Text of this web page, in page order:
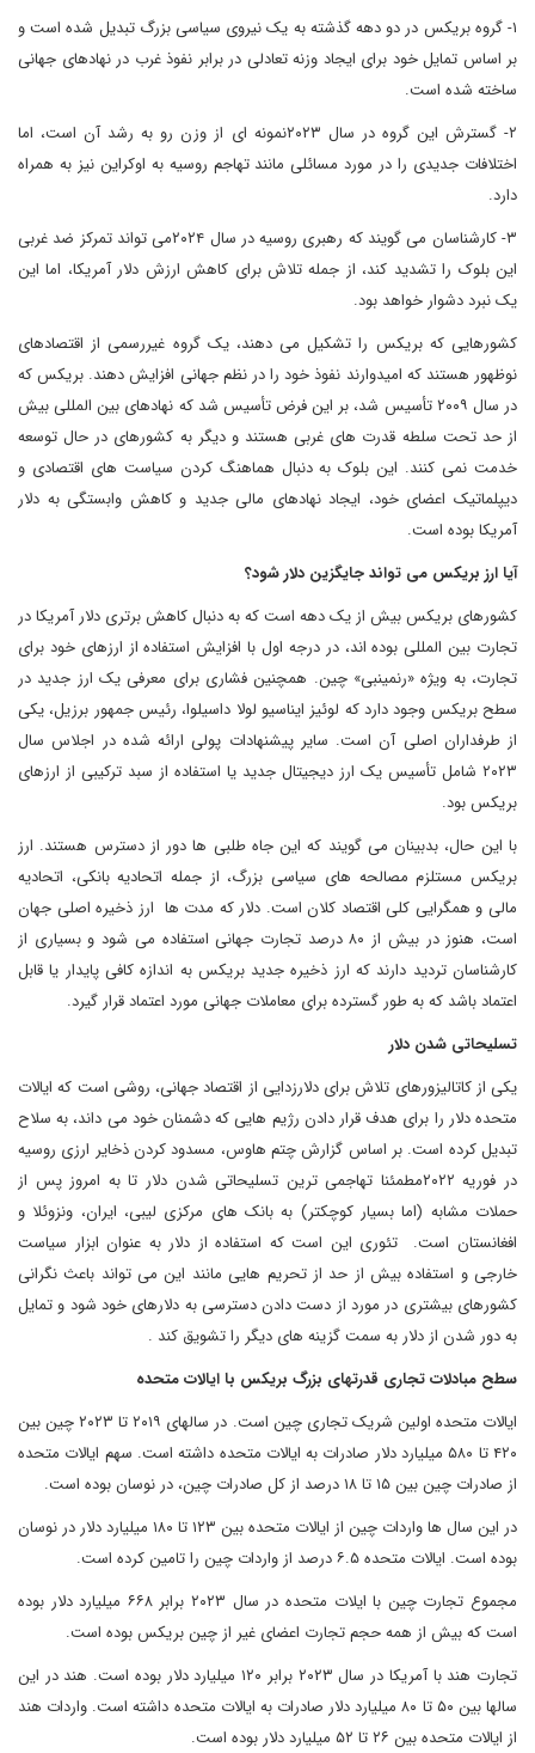
۱- گروه بریکس در دو دهه گذشته به یک نیروی سیاسی بزرگ تبدیل شده است و
بر اساس تمایل خود برای ایجاد وزنه تعادلی در برابر نفوذ غرب در نهادهای جهانی
ساخته شده است.
۲- گسترش این گروه در سال ۲۰۲۳نمونه ای از وزن رو به رشد آن است، اما
اختلافات جدیدی را در مورد مسائلی مانند تهاجم روسیه به اوکراین نیز به همراه
دارد.
۳- کارشناسان می گویند که رهبری روسیه در سال ۲۰۲۴می تواند تمرکز ضد غربی
این بلوک را تشدید کند، از جمله تلاش برای کاهش ارزش دلار آمریکا، اما این
یک نبرد دشوار خواهد بود.
کشورهایی که بریکس را تشکیل می دهند، یک گروه غیررسمی از اقتصادهای
نوظهور هستند که امیدوارند نفوذ خود را در نظم جهانی افزایش دهند. بریکس که
در سال ۲۰۰۹ تأسیس شد، بر این فرض تأسیس شد که نهادهای بین المللی بیش
از حد تحت سلطه قدرت های غربی هستند و دیگر به کشورهای در حال توسعه
خدمت نمی کنند. این بلوک به دنبال هماهنگ کردن سیاست های اقتصادی و
دیپلماتیک اعضای خود، ایجاد نهادهای مالی جدید و کاهش وابستگی به دلار
آمریکا بوده است.
آیا ارز بریکس می تواند جایگزین دلار شود؟
کشورهای بریکس بیش از یک دهه است که به دنبال کاهش برتری دلار آمریکا در
تجارت بین المللی بوده اند، در درجه اول با افزایش استفاده از ارزهای خود برای
تجارت، به ویژه «رنمینبی» چین. همچنین فشاری برای معرفی یک ارز جدید در
سطح بریکس وجود دارد که لوئیز ایناسیو لولا داسیلوا، رئیس جمهور برزیل، یکی
از طرفداران اصلی آن است. سایر پیشنهادات پولی ارائه شده در اجلاس سال
۲۰۲۳ شامل تأسیس یک ارز دیجیتال جدید یا استفاده از سبد ترکیبی از ارزهای
بریکس بود.
با این حال، بدبینان می گویند که این جاه طلبی ها دور از دسترس هستند. ارز
بریکس مستلزم مصالحه های سیاسی بزرگ، از جمله اتحادیه بانکی، اتحادیه
مالی و همگرایی کلی اقتصاد کلان است. دلار که مدت ها ارز ذخیره اصلی جهان
است، هنوز در بیش از ۸۰ درصد تجارت جهانی استفاده می شود و بسیاری از
کارشناسان تردید دارند که ارز ذخیره جدید بریکس به اندازه کافی پایدار یا قابل
اعتماد باشد که به طور گسترده برای معاملات جهانی مورد اعتماد قرار گیرد.
تسلیحاتی شدن دلار
یکی از کاتالیزورهای تلاش برای دلارزدایی از اقتصاد جهانی، روشی است که ایالات
متحده دلار را برای هدف قرار دادن رژیم هایی که دشمنان خود می داند، به سلاح
تبدیل کرده است. بر اساس گزارش چتم هاوس، مسدود کردن ذخایر ارزی روسیه
در فوریه ۲۰۲۲مطمئنا تهاجمی ترین تسلیحاتی شدن دلار تا به امروز پس از
حملات مشابه (اما بسیار کوچکتر) به بانک های مرکزی لیبی، ایران، ونزوئلا و
افغانستان است. تئوری این است که استفاده از دلار به عنوان ابزار سیاست
خارجی و استفاده بیش از حد از تحریم هایی مانند این می تواند باعث نگرانی
کشورهای بیشتری در مورد از دست دادن دسترسی به دلارهای خود شود و تمایل
به دور شدن از دلار به سمت گزینه های دیگر را تشویق کند .
سطح مبادلات تجاری قدرتهای بزرگ بریکس با ایالات متحده
ایالات متحده اولین شریک تجاری چین است. در سالهای ۲۰۱۹ تا ۲۰۲۳ چین بین
۴۲۰ تا ۵۸۰ میلیارد دلار صادرات به ایالات متحده داشته است. سهم ایالات متحده
از صادرات چین بین ۱۵ تا ۱۸ درصد از کل صادرات چین، در نوسان بوده است.
در این سال ها واردات چین از ایالات متحده بین ۱۲۳ تا ۱۸۰ میلیارد دلار در نوسان
بوده است. ایالات متحده ۶.۵ درصد از واردات چین را تامین کرده است.
مجموع تجارت چین با ایلات متحده در سال ۲۰۲۳ برابر ۶۶۸ میلیارد دلار بوده
است که بیش از همه حجم تجارت اعضای غیر از چین بریکس بوده است.
تجارت هند با آمریکا در سال ۲۰۲۳ برابر ۱۲۰ میلیارد دلار بوده است. هند در این
سالها بین ۵۰ تا ۸۰ میلیارد دلار صادرات به ایالات متحده داشته است. واردات هند
از ایالات متحده بین ۲۶ تا ۵۲ میلیارد دلار بوده است.